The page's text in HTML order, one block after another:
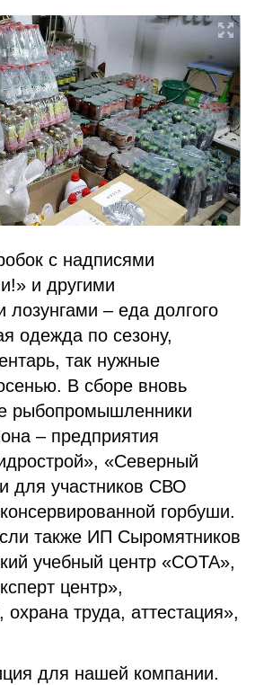
с надписями
и другими
– еда долгого
одежда по сезону,
так нужные
В сборе вновь
рыбопромышленники
– предприятия
«Северный
для участников СВО
горбуши.
также ИП Сыромятников
учебный центр «СОТА»,
центр»,
труда, аттестация»,
для нашей компании.